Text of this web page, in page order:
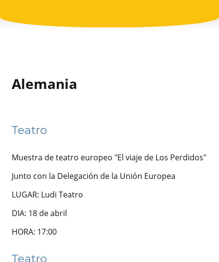
Alemania
Teatro
Muestra de teatro europeo "El viaje de Los Perdidos"
Junto con la Delegación de la Unión Europea
LUGAR: Ludi Teatro
DIA: 18 de abril
HORA: 17:00
Teatro